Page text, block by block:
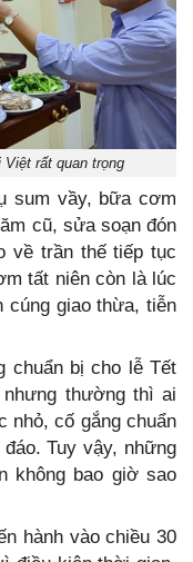
rất quan trọng
sum vầy, bữa cơm
cũ, sửa soạn đón
về trần thế tiếp tục
tất niên còn là lúc
cúng giao thừa, tiễn
chuẩn bị cho lễ Tết
nhưng thường thì ai
nhỏ, cố gắng chuẩn
Tuy vậy, những
không bao giờ sao
hành vào chiều 30